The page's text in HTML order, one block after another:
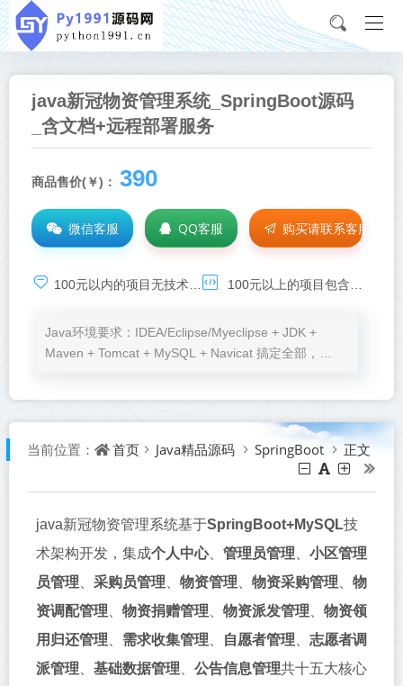
java新冠物资管理系统_SpringBoot源码
_含文档+远程部署服务
商品售价(￥)： 390
微信客服 QQ客服 购买请联系客服
100元以内的项目无技术基础服务，承诺项目可运行，如需技术支持，请点击： 100元以上的项目包含环境安装、程序运行、BUG调试等免费服务
Java环境要求：IDEA/Eclipse/Myeclipse + JDK +
Maven + Tomcat + MySQL + Navicat 搞定全部，
当前位置： 首页 Java精品源码 SpringBoot 正文
java新冠物资管理系统基于SpringBoot+MySQL技
术架构开发，集成个人中心、 管理员管理
小区管理
员管理
采购员管理 物资管理 物资采购管理
物
资调配管理
物资捐赠管理 物资派发管理
物资领
用归还管理
需求收集管理 自愿者管理
志愿者调
派管理
基础数据管理 公告信息管理共十五大核心